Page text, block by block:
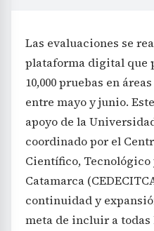
Las evaluaciones se
plataforma digital que
10,000 pruebas en
entre mayo y junio.
apoyo de la
coordinado por el
Científico,
Catamarca
continuidad y
meta de incluir a todas